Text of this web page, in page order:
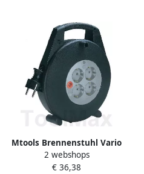
Mtools Brennenstuhl Vario
Line kabelhaspel 4-voudig
zwart lichtgrijs 15m H05VV-
2 webshops
€ 36,38